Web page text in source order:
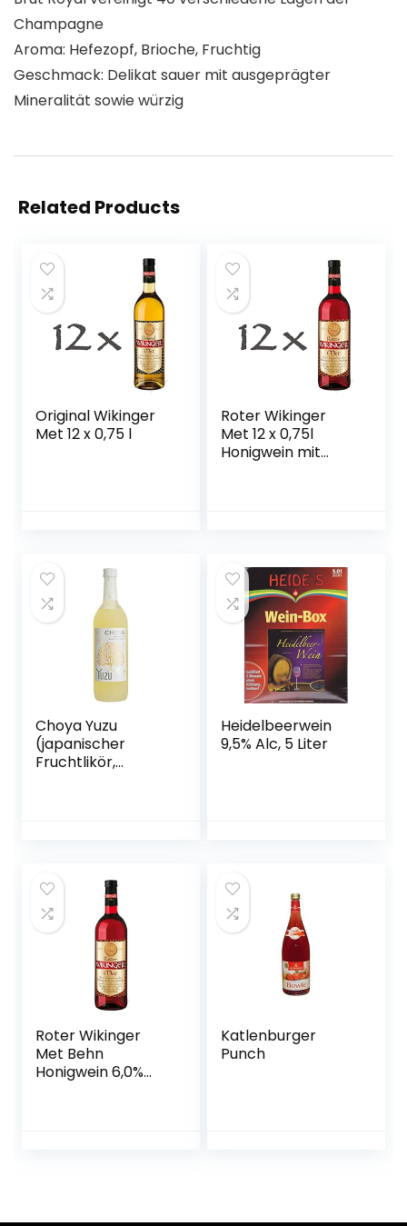
Champagne
Aroma: Hefezopf, Brioche, Fruchtig
Geschmack: Delikat sauer mit ausgeprägter
Mineralität sowie würzig
Related Products
Original Wikinger
Met 12 x 0,75 l
Roter Wikinger
Met 12 x 0,75l
Honigwein mit
Choya Yuzu
(japanischer
Fruchtlikör,
Heidelbeerwein
9,5% Alc, 5 Liter
Roter Wikinger
Met Behn
Honigwein 6,0%
Katlenburger
Punch